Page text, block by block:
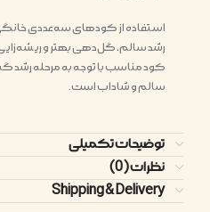
استفاده از کودهای سه‌عددی خانگی
رشد سالم، گل‌دهی بهتر و
کود مناسب با توجه به مرحله رشد
سالم و شاداب است.
توضیحات تکمیلی
نظرات (0)
Shipping & Delivery